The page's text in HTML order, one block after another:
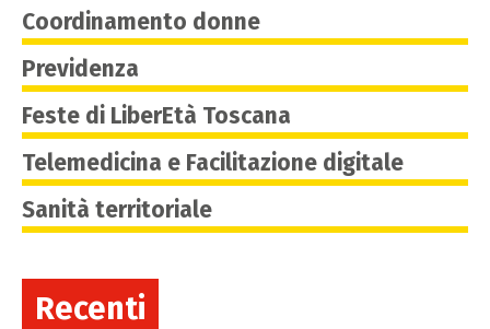
Coordinamento donne
Previdenza
Feste di LiberEtà Toscana
Telemedicina e Facilitazione digitale
Sanità territoriale
Recenti